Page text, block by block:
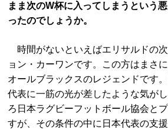
まま次のW杯に入ってしまうという
ったのでしょうか。
時間がないといえばエリサルドの
ョン・カーワンです。この方はまさ
オールブラックスのレジェンドです
代表に一筋の光が差したような気が
ろ日本ラグビーフットボール協会と
すが、その条件の中に日本代表の支